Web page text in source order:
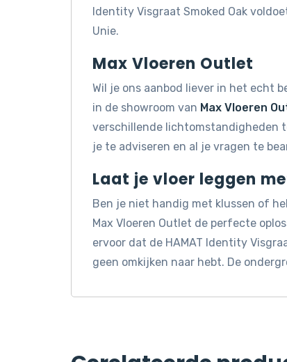
Identity Visgraat Smoked Oak
Unie.
Max Vloeren Outlet
Wil je ons aanbod liever in het echt
in de showroom van Max Vloeren
verschillende lichtomstandigheden
je te adviseren en al je vragen te
Laat je vloer leggen
Ben je niet handig met klussen of
Max Vloeren Outlet de perfecte
ervoor dat de HAMAT Identity
geen omkijken naar hebt. De